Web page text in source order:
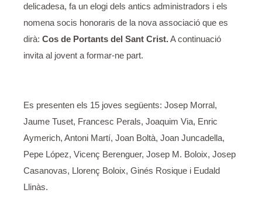
delicadesa, fa un elogi dels antics administradors i els
nomena socis honoraris de la nova associació que es
dirà: Cos de Portants del Sant Crist.A continuació
invita al jovent a formar-ne part.
Es presenten els 15 joves següents: Josep Morral,
Jaume Tuset, Francesc Perals, Joaquim Via, Enric
Aymerich, Antoni Martí, Joan Boltà, Joan Juncadella,
Pepe López, Vicenç Berenguer, Josep M. Boloix, Josep
Casanovas, Llorenç Boloix, Ginés Rosique i Eudald
Llinàs.